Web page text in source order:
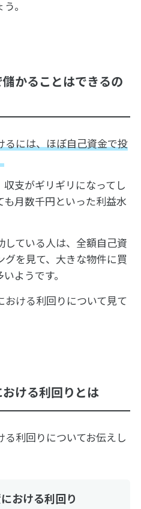
。
かることはできるの
には、ほぼ自己資金で投
支がギリギリになってし
月数千円といった利益水
ている人は、全額自己資
を見て、大きな物件に買
ようです。
ける利回りについて見て
ける利回りとは
利回りについてお伝えし
おける利回り